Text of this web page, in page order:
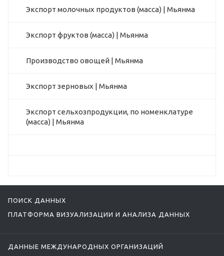
Экспорт молочных продуктов (масса) | Мьянма
Экспорт фруктов (масса) | Мьянма
Производство овощей | Мьянма
Экспорт зерновых | Мьянма
Экспорт сельхозпродукции, по номенклатуре
(масса) | Мьянма
ПОИСК ДАННЫХ
ПЛАТФОРМА ВИЗУАЛИЗАЦИИ И АНАЛИЗА ДАННЫХ
ДАННЫЕ МЕЖДУНАРОДНЫХ ОРГАНИЗАЦИЙ